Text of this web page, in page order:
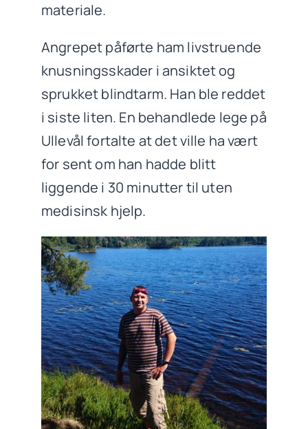
materiale.
Angrepet påførte ham livstruende
knusningsskader i ansiktet og
sprukket blindtarm. Han ble reddet
i siste liten. En behandlede lege på
Ullevål fortalte at det ville ha vært
for sent om han hadde blitt
liggende i 30 minutter til uten
medisinsk hjelp.